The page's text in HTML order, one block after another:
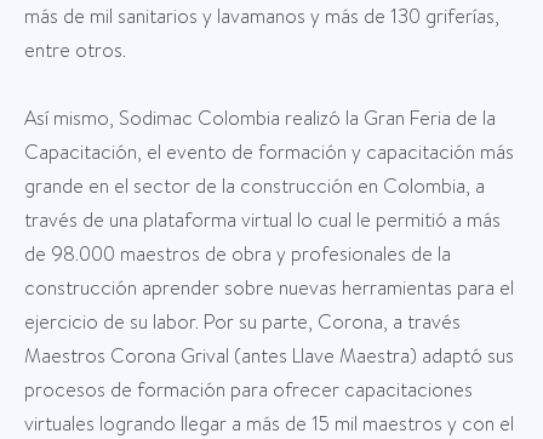
más de mil sanitarios y lavamanos y más de 130 griferías,
entre otros.
Así mismo, Sodimac Colombia realizó la Gran Feria de la
Capacitación, el evento de formación y capacitación más
grande en el sector de la construcción en Colombia, a
través de una plataforma virtual lo cual le permitió a más
de 98.000 maestros de obra y profesionales de la
construcción aprender sobre nuevas herramientas para el
ejercicio de su labor. Por su parte, Corona, a través
Maestros Corona Grival (antes Llave Maestra) adaptó sus
procesos de formación para ofrecer capacitaciones
virtuales logrando llegar a más de 15 mil maestros y con el